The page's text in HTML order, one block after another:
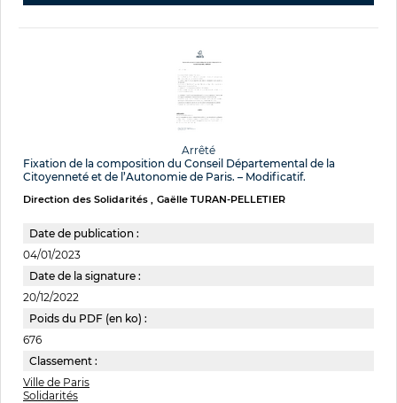
Arrêté
Fixation de la composition du Conseil Départemental de la
Citoyenneté et de l’Autonomie de Paris. – Modificatif.
Direction des Solidarités Gaëlle TURAN-PELLETIER
Date de publication :
04/01/2023
Date de la signature :
20/12/2022
Poids du PDF (en ko) :
676
Classement :
Ville de Paris
Solidarités